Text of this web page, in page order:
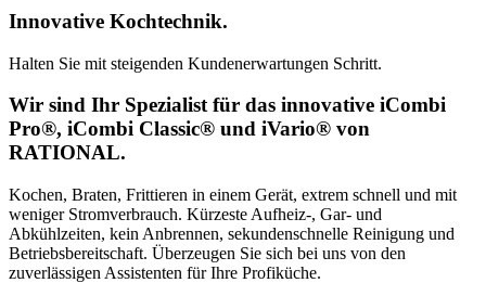
Innovative Kochtechnik.
Halten Sie mit steigenden Kundenerwartungen Schritt.
Wir sind Ihr Spezialist für das innovative iCombi
Pro®, iCombi Classic® und iVario® von
RATIONAL.
Kochen, Braten, Frittieren in einem Gerät, extrem schnell und mit
weniger Stromverbrauch. Kürzeste Aufheiz-, Gar- und
Abkühlzeiten, kein Anbrennen, sekundenschnelle Reinigung und
Betriebsbereitschaft. Überzeugen Sie sich bei uns von den
zuverlässigen Assistenten für Ihre Profiküche.